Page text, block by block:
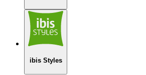
ibis Styles